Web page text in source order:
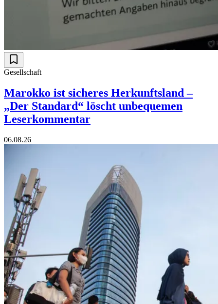
Gesellschaft
Marokko ist sicheres Herkunftsland –
„Der Standard“ löscht unbequemen
Leserkommentar
06.08.26